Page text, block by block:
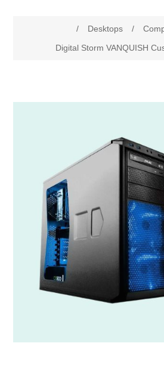
/
Desktops
/
Digital Storm VANQUISH